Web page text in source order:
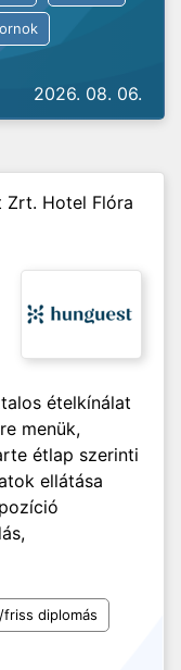
2026. 08. 06.
Zrt. Hotel Flóra
ételkínálat
menük,
étlap szerinti
ellátása
friss diplomás